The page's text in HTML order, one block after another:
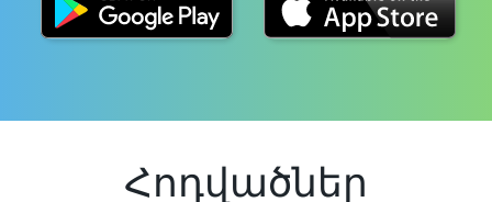
Հոդվածներ